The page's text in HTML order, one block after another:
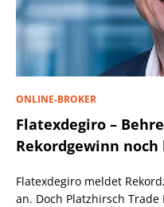
ONLINE-BROKER
Flatexdegiro –
Rekordgewinn
Flatexdegiro meldet
an. Doch Platzhirsch Trade